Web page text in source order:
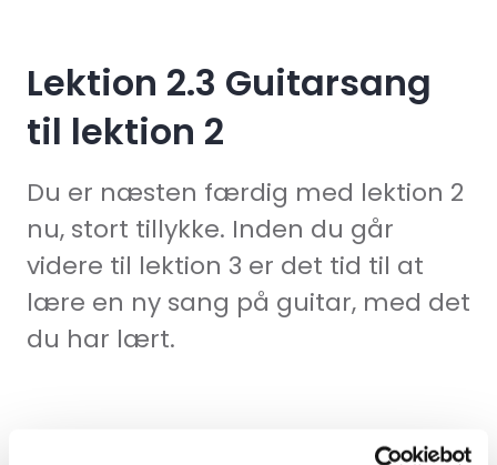
Lektion 2.3 Guitarsang
til lektion 2
Du er næsten færdig med lektion 2
nu, stort tillykke. Inden du går
videre til lektion 3 er det tid til at
lære en ny sang på guitar, med det
du har lært.